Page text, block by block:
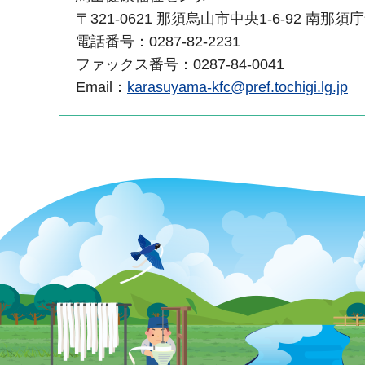
〒321-0621 那須烏山市中央1-6-92 南那須
電話番号：0287-82-2231
ファックス番号：0287-84-0041
Email： karasuyama-kfc@pref.tochigi.lg.jp